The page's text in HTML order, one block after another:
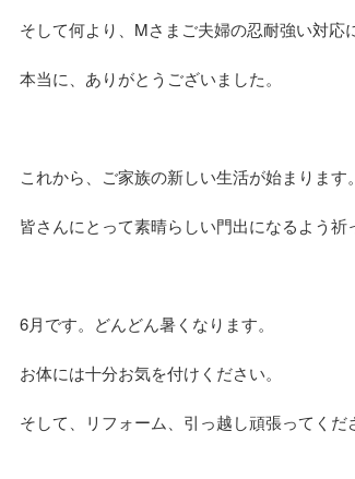
そして何より、Mさまご夫婦の忍耐強い対応
本当に、ありがとうございました。
これから、ご家族の新しい生活が始まります。
皆さんにとって素晴らしい門出になるよう祈
6月です。どんどん暑くなります。
お体には十分お気を付けください。
そして、リフォーム、引っ越し頑張ってくだ